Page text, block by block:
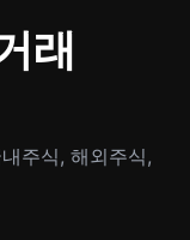
래
주식, 해외주식,